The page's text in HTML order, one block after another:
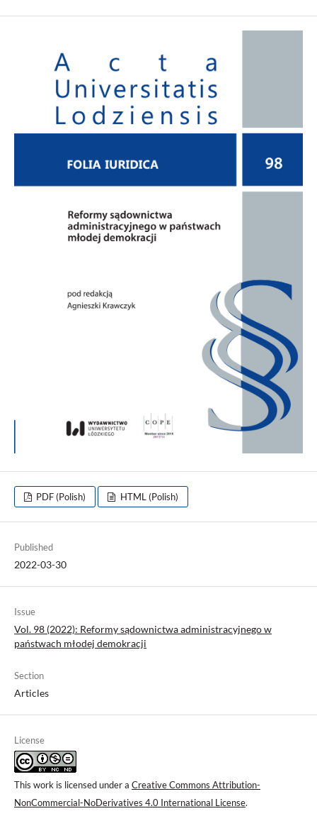
PDF (Polish) HTML (Polish)
Published
2022-03-30
Issue
Vol. 98 (2022): Reformy sądownictwa administracyjnego w
państwach młodej demokracji
Section
Articles
License
This work is licensed under a Creative Commons Attribution-
NonCommercial-NoDerivatives 4.0 International License.